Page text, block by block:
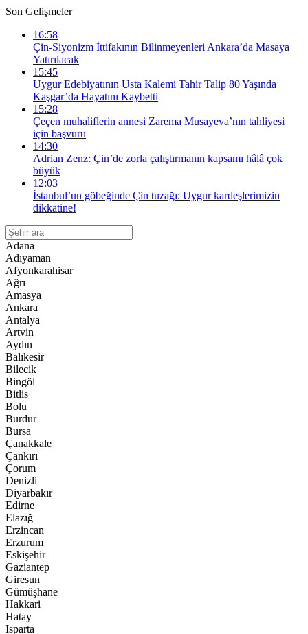
Son Gelişmeler
16:58
Çin-Siyonizm İttifakının Bilinmeyenleri Ankara’da Masaya
Yatırılacak
15:45
Uygur Edebiyatının Usta Kalemi Tahir Talip 80 Yaşında
Kaşgar’da Hayatını Kaybetti
15:28
Çeçen muhaliflerin annesi Zarema Musayeva’nın tahliyesi
için başvuru
14:30
Adrian Zenz: Çin’de zorla çalıştırmanın kapsamı hâlâ çok
büyük
12:03
İstanbul’un göbeğinde Çin tuzağı: Uygur kardeşlerimizin
dikkatine!
Adana
Adıyaman
Afyonkarahisar
Ağrı
Amasya
Ankara
Antalya
Artvin
Aydın
Balıkesir
Bilecik
Bingöl
Bitlis
Bolu
Burdur
Bursa
Çanakkale
Çankırı
Çorum
Denizli
Diyarbakır
Edirne
Elazığ
Erzincan
Erzurum
Eskişehir
Gaziantep
Giresun
Gümüşhane
Hakkari
Hatay
Isparta